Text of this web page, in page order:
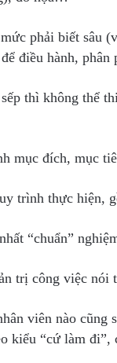
phải biết sâu
điều hành,
thì không thể
mục đích, mục
trình thực hiện,
“chuẩn”
trị công việc nói
viên nào cũng
kiểu “cứ làm đi”,